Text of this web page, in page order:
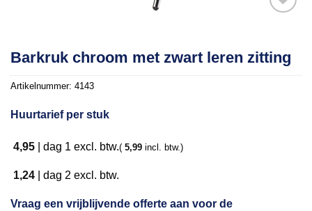
Toevoegen
aan
verlanglijst
Barkruk chroom met zwart leren zitting
Artikelnummer: 4143
Huurtarief per stuk
4,95 dag 1 excl. btw.( 5,99 incl. btw.)
1,24 dag 2 excl. btw.
Vraag een vrijblijvende offerte aan voor de